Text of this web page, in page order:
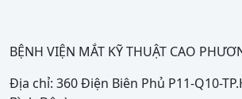
BỆNH VIỆN MẮT KỸ THUẬT CAO
Địa chỉ: 360 Điện Biên Phủ P11-Q10-